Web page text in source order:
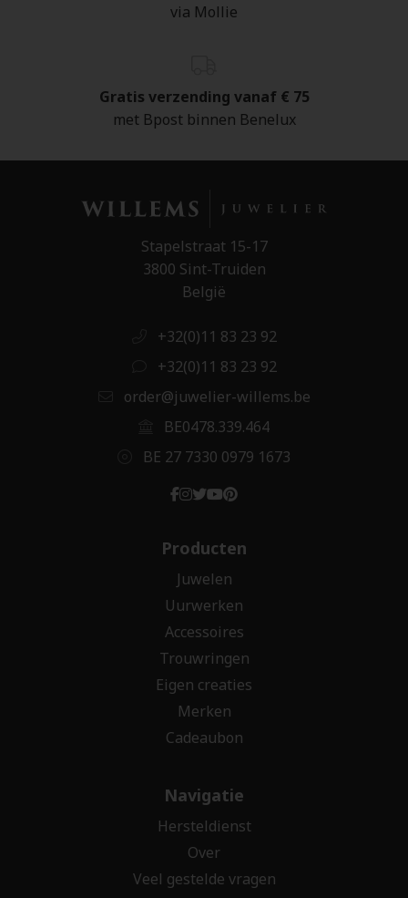
via Mollie
Gratis verzending vanaf € 75
met Bpost binnen Benelux
Stapelstraat 15-17
3800 Sint-Truiden
België
+32(0)11 83 23 92
+32(0)11 83 23 92
order@juwelier-willems.be
BE0478.339.464
BE 27 7330 0979 1673
Producten
Juwelen
Uurwerken
Accessoires
Trouwringen
Eigen creaties
Merken
Cadeaubon
Navigatie
Hersteldienst
Over
Veel gestelde vragen